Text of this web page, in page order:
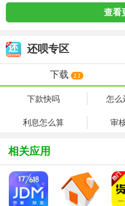
查看
还呗专区
下载 11
下款快吗 怎么
利息怎么算 审
相关应用